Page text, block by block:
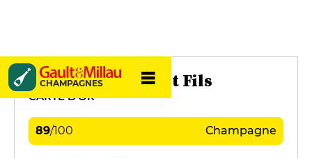
CHAMPAGNES
Michel Arnould et Fils
CARTE D'OR
89/100 Champagne